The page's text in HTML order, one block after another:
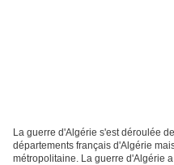
La guerre d'Algérie s'est déroulée
départements français d'Algérie
métropolitaine. La guerre d'Algérie